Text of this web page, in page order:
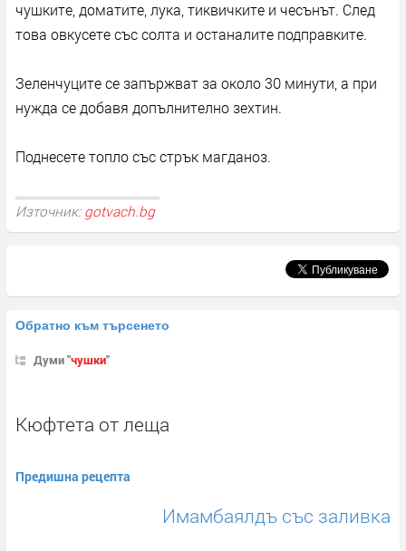
чушките, доматите, лука, тиквичките и чесънът. След
това овкусете със солта и останалите подправките.
Зеленчуците се запържват за около 30 минути, а при
нужда се добавя допълнително зехтин.
Поднесете топло със стрък магданоз.
Източник: gotvach.bg
Обратно към търсенето
Думи "чушки"
Кюфтета от леща
Предишна рецепта
Имамбаялдъ със заливка